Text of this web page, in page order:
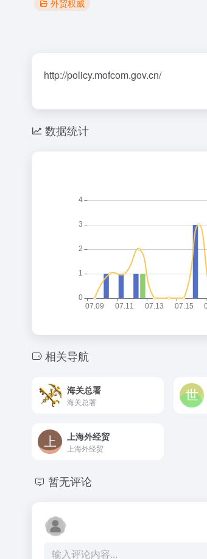
外贸权威
http://policy.mofcom.gov.cn/
数据统计
相关导航
海关总署
海关总署
上海外经贸
上海外经贸
暂无评论